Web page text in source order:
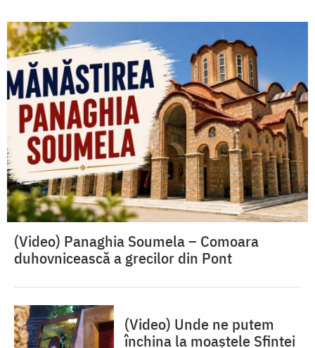
(Video) Panaghia Soumela – Comoara
duhovnicească a grecilor din Pont
(Video) Unde ne putem
închina la moaștele Sfintei